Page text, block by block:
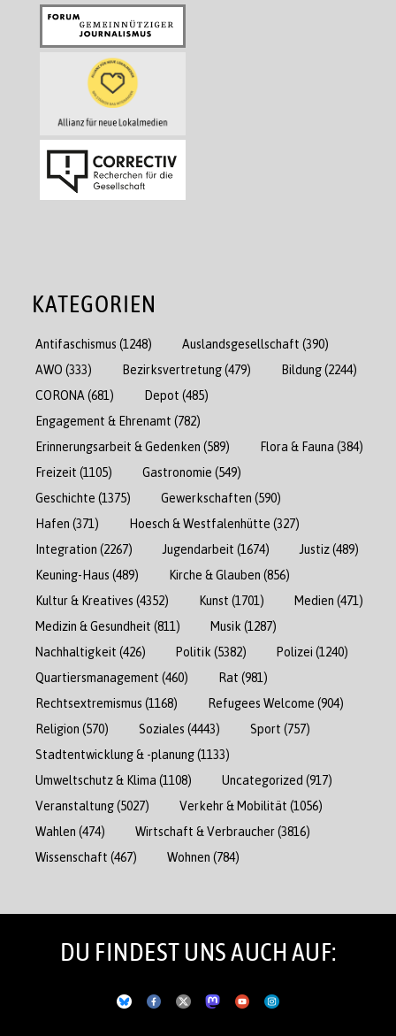
KATEGORIEN
Antifaschismus (1248) Auslandsgesellschaft (390)
AWO (333) Bezirksvertretung(479) Bildung(2244)
CORONA (681) Depot (485)
Engagement & Ehrenamt (782)
Erinnerungsarbeit & Gedenken (589) Flora & Fauna (384)
Freizeit (1105) Gastronomie (549)
Geschichte (1375) Gewerkschaften (590)
Hafen (371) Hoesch & Westfalenhütte (327)
Integration (2267) Jugendarbeit (1674) Justiz(489)
Keuning-Haus (489) Kirche & Glauben (856)
Kultur & Kreatives (4352) Kunst (1701) Medien (471)
Medizin & Gesundheit (811) Musik (1287)
Nachhaltigkeit (426) Politik (5382) Polizei (1240)
Quartiersmanagement (460) Rat (981)
Rechtsextremismus (1168) Refugees Welcome (904)
Religion (570) Soziales (4443) Sport (757)
Stadtentwicklung & -planung(1133)
Umweltschutz & Klima (1108) Uncategorized (917)
Veranstaltung(5027) Verkehr & Mobilität (1056)
Wahlen (474) Wirtschaft & Verbraucher(3816)
Wissenschaft (467) Wohnen (784)
DU FINDEST UNS AUCH AUF: